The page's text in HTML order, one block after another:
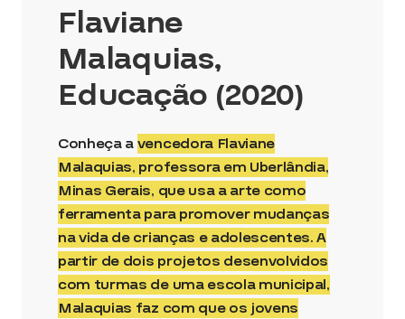
Flaviane
Malaquias,
Educação (2020)
Conheça avencedora Flaviane
Malaquias, professora em Uberlândia,
Minas Gerais, que usa a arte como
ferramenta para promover mudanças
na vida de crianças e adolescentes. A
partir de dois projetos desenvolvidos
com turmas de uma escola municipal,
Malaquias faz com que os jovens